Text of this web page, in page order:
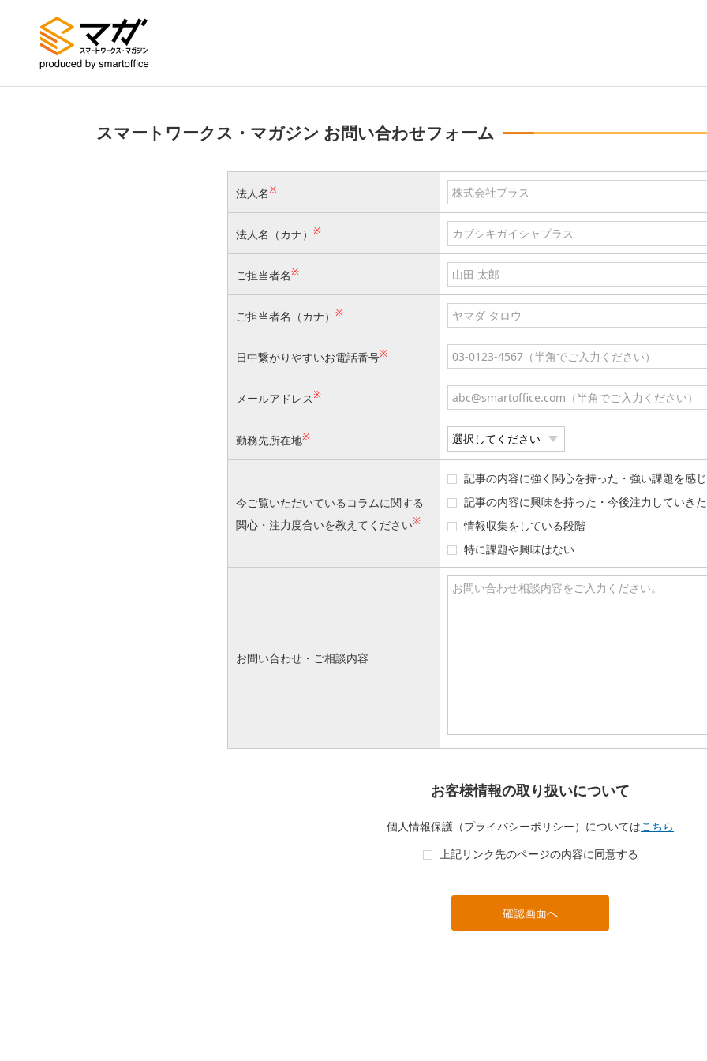
スマートワークス・マガジン お問い合わせフォーム
法人名※
法人名（カナ） ※
ご担当者名※
ご担当者名（カナ） ※
日中繋がりやすいお電話番号※
メールアドレス※
勤務先所在地※
今ご覧いただいているコラムに関する
関心・注力度合いを教えてください※
記事の内容に強く関心を持った・強い課題を感
記事の内容に興味を持った・今後注力していき
情報収集をしている段階
特に課題や興味はない
お問い合わせ・ご相談内容
お客様情報の取り扱いについて
個人情報保護（プライバシーポリシー）についてはこちら
上記リンク先のページの内容に同意する